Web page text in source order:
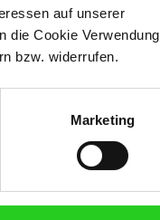
auf unserer
die Cookie Verwendung
bzw. widerrufen.
Marketing